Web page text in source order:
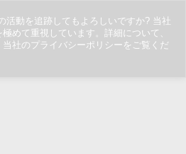
活動を追跡してもよろしいですか? 当社
めて重視しています。詳細について、
社のプライバシーポリシーをご覧くだ